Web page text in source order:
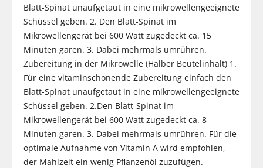
Blatt-Spinat unaufgetaut in eine mikrowellengeeignete
Schüssel geben. 2. Den Blatt-Spinat im
Mikrowellengerät bei 600 Watt zugedeckt ca. 15
Minuten garen. 3. Dabei mehrmals umrühren.
Zubereitung in der Mikrowelle (Halber Beutelinhalt) 1.
Für eine vitaminschonende Zubereitung einfach den
Blatt-Spinat unaufgetaut in eine mikrowellengeeignete
Schüssel geben. 2.Den Blatt-Spinat im
Mikrowellengerät bei 600 Watt zugedeckt ca. 8
Minuten garen. 3. Dabei mehrmals umrühren. Für die
optimale Aufnahme von Vitamin A wird empfohlen,
der Mahlzeit ein wenig Pflanzenöl zuzufügen.